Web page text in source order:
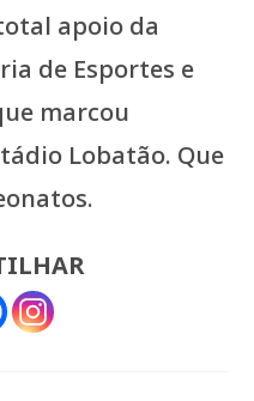
apoio da
de Esportes e
marcou
Lobatão. Que